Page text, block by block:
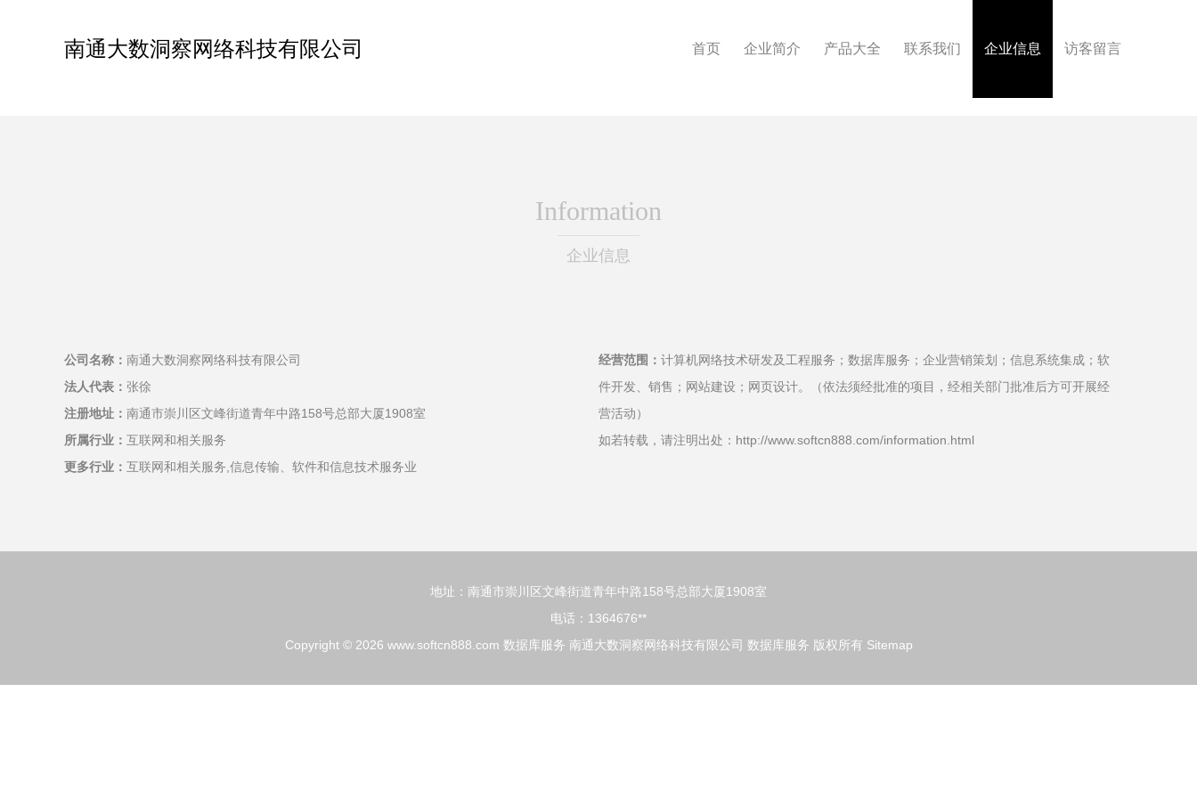
南通大数洞察网络科技有限公司 首页 企业简介 产品大全 联系我们 企业信息 访客留言
Information
企业信息
公司名称： 南通大数洞察网络科技有限公司
法人代表： 张徐
注册地址： 南通市崇川区文峰街道青年中路158号总部大厦1908室
所属行业： 互联网和相关服务
更多行业： 互联网和相关服务,信息传输、软件和信息技术服务业
经营范围： 计算机网络技术研发及工程服务；数据库服务；企业营销策划；信息系统集成；软
件开发、销售；网站建设；网页设计。（依法须经批准的项目，经相关部门批准后方可开展经
营活动）
如若转载，请注明出处：http://www.softcn888.com/information.html
地址：南通市崇川区文峰街道青年中路158号总部大厦1908室
电话：1364676**
Copyright © 2026 www.softcn888.com 数据库服务 南通大数洞察网络科技有限公司 数据库服务 版权所有 Sitemap